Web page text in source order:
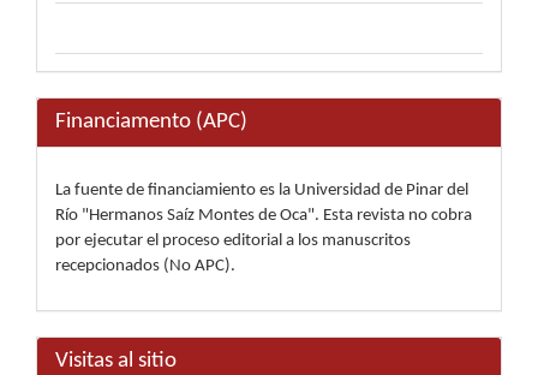
Financiamento (APC)
La fuente de financiamiento es la Universidad de Pinar del
Río "Hermanos Saíz Montes de Oca". Esta revista no cobra
por ejecutar el proceso editorial a los manuscritos
recepcionados (No APC).
Visitas al sitio